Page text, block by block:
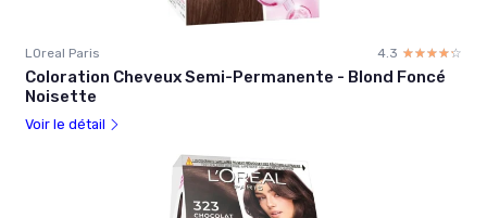
LOreal Paris 4.3 ☆☆☆☆☆
★★★★★
Coloration Cheveux Semi-Permanente - Blond Foncé
Noisette
Voir le détail